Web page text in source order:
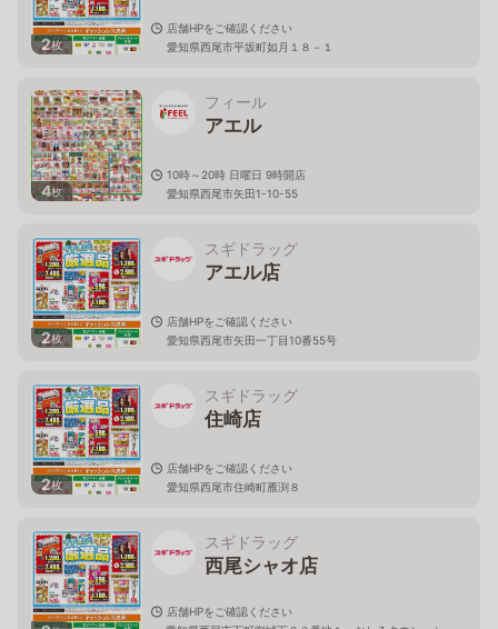
2枚
店舗HPをご確認ください
愛知県西尾市平坂町如月１８－１
4枚
フィール
アエル
10時～20時 日曜日 9時開店
愛知県西尾市矢田1-10-55
2枚
スギドラッグ
アエル店
店舗HPをご確認ください
愛知県西尾市矢田一丁目10番55号
2枚
スギドラッグ
住崎店
店舗HPをご確認ください
愛知県西尾市住崎町雁渕８
スギドラッグ
西尾シャオ店
店舗HPをご確認ください